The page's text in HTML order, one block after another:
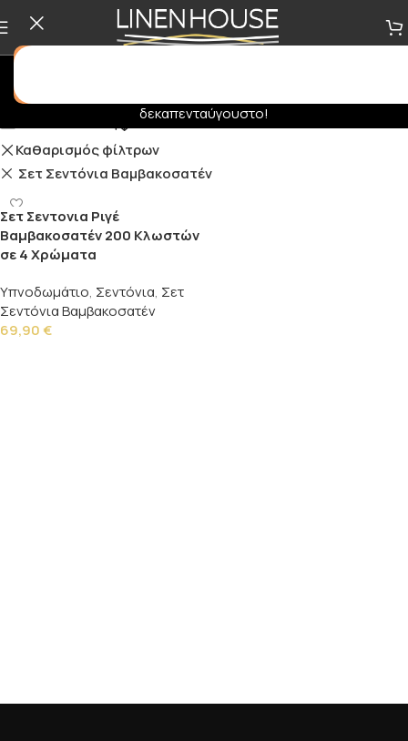
δεκαπενταύγουστο!
Καθαρισμός φίλτρων
Σετ Σεντόνια Βαμβακοσατέν
Σετ Σεντονια Ριγέ
Βαμβακοσατέν 200 Κλωστών
σε 4 Χρώματα
Υπνοδωμάτιο, Σεντόνια, Σετ
Σεντόνια Βαμβακοσατέν
69,90€